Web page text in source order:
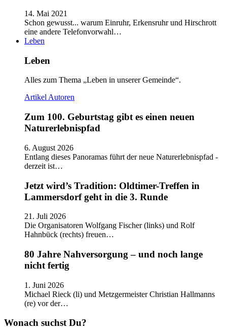
14. Mai 2021
Schon gewusst... warum Einruhr, Erkensruhr und Hirschrott
eine andere Telefonvorwahl…
Leben
Leben
Alles zum Thema „Leben in unserer Gemeinde“.
ArtikelAutoren
Zum 100. Geburtstag gibt es einen neuen
Naturerlebnispfad
6. August 2026
Entlang dieses Panoramas führt der neue Naturerlebnispfad -
derzeit ist…
Jetzt wird’s Tradition: Oldtimer-Treffen in
Lammersdorf geht in die 3. Runde
21. Juli 2026
Die Organisatoren Wolfgang Fischer (links) und Rolf
Hahnbück (rechts) freuen…
80 Jahre Nahversorgung – und noch lange
nicht fertig
1. Juni 2026
Michael Rieck (li) und Metzgermeister Christian Hallmanns
(re) vor der…
Wonach suchst Du?